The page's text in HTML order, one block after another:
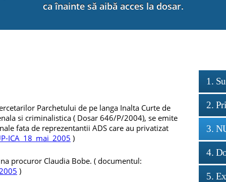
ca înainte să aibă acces la dosar.
Parchetului de pe langa Inalta Curte de
si criminalistica ( Dosar 646/P/2004), se emite
fata de reprezentantii ADS care au privatizat
ICA_18_mai_2005 )
procuror Claudia Bobe. ( documentul:
)
1.
2.
3.
4.
5.